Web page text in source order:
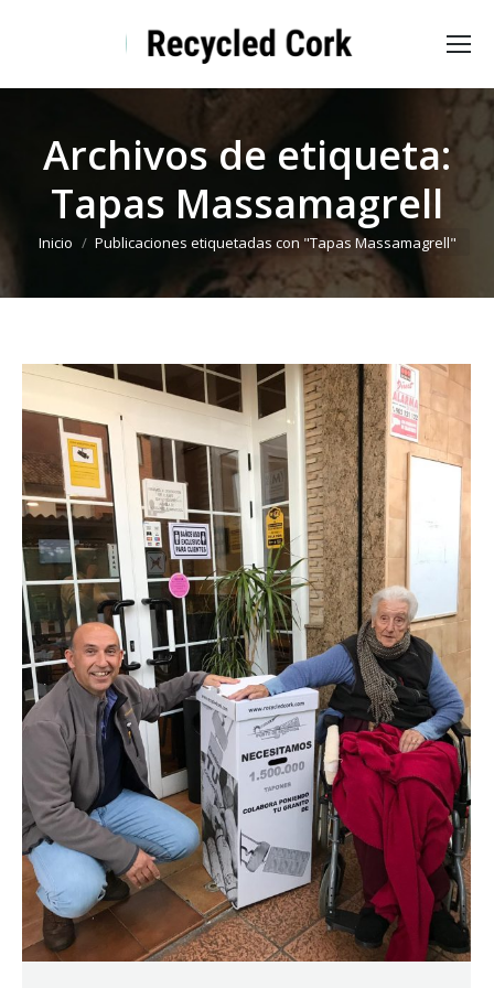
Archivos de etiqueta:
Tapas Massamagrell
Estás aquí:
Inicio Publicaciones etiquetadas con "Tapas Massamagrell"